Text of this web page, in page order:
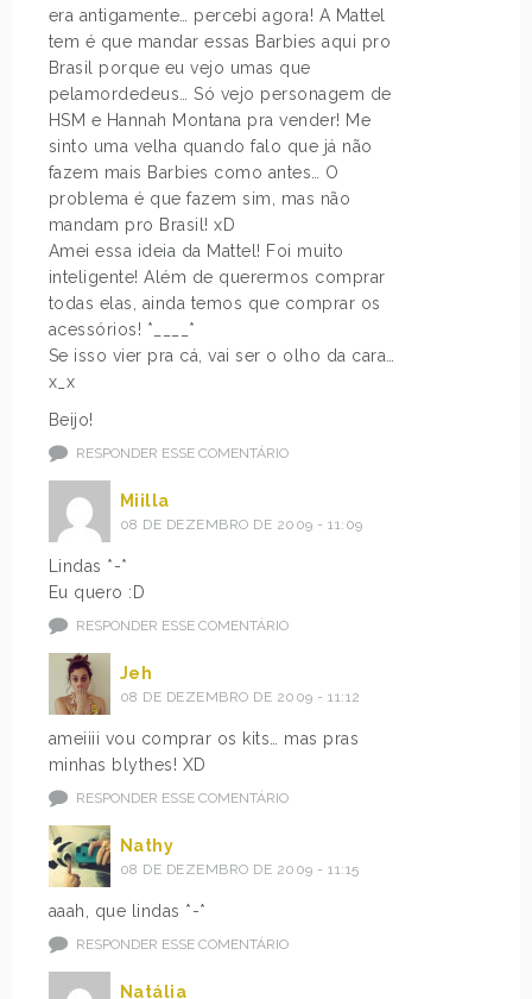
era antigamente… percebi agora! A Mattel
tem é que mandar essas Barbies aqui pro
Brasil porque eu vejo umas que
pelamordedeus… Só vejo personagem de
HSM e Hannah Montana pra vender! Me
sinto uma velha quando falo que já não
fazem mais Barbies como antes… O
problema é que fazem sim, mas não
mandam pro Brasil! xD
Amei essa ideia da Mattel! Foi muito
inteligente! Além de querermos comprar
todas elas, ainda temos que comprar os
acessórios! *____*
Se isso vier pra cá, vai ser o olho da cara…
x_x
Beijo!
RESPONDER ESSE COMENTÁRIO
Miilla
08 DE DEZEMBRO DE 2009 - 11:09
Lindas *-*
Eu quero :D
RESPONDER ESSE COMENTÁRIO
Jeh
08 DE DEZEMBRO DE 2009 - 11:12
ameiiii vou comprar os kits… mas pras
minhas blythes! XD
RESPONDER ESSE COMENTÁRIO
Nathy
08 DE DEZEMBRO DE 2009 - 11:15
aaah, que lindas *-*
RESPONDER ESSE COMENTÁRIO
Natália